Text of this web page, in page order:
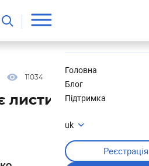
Головна
Блог
Підтримка
uk
Реєстрація
11034
листи: що